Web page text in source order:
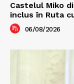
Castelul Miko
inclus în Ruta
06/08/2026